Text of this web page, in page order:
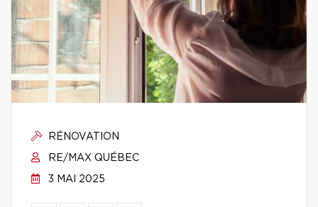
RÉNOVATION
RE/MAX QUÉBEC
3 MAI 2025